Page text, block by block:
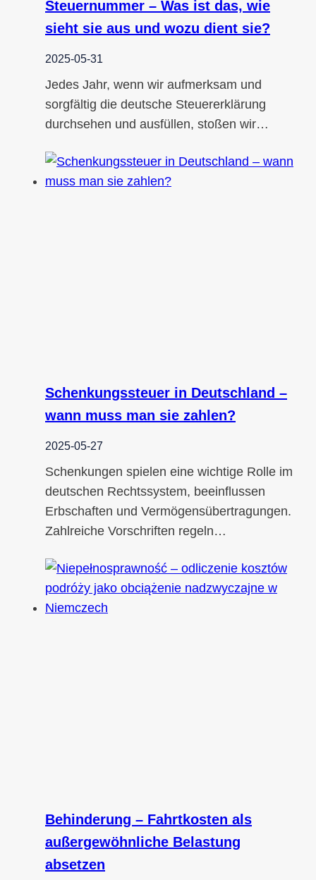
Steuernummer – Was ist das, wie
sieht sie aus und wozu dient sie?
2025-05-31
Jedes Jahr, wenn wir aufmerksam und
sorgfältig die deutsche Steuererklärung
durchsehen und ausfüllen, stoßen wir…
Schenkungssteuer in Deutschland –
wann muss man sie zahlen?
2025-05-27
Schenkungen spielen eine wichtige Rolle im
deutschen Rechtssystem, beeinflussen
Erbschaften und Vermögensübertragungen.
Zahlreiche Vorschriften regeln…
Behinderung – Fahrtkosten als
außergewöhnliche Belastung
absetzen